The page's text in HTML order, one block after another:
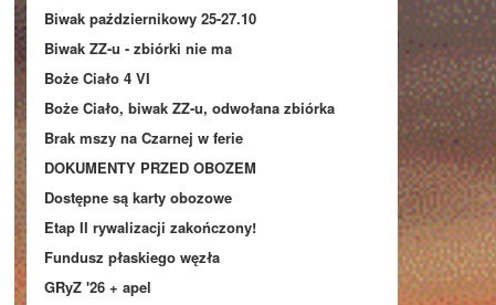
Biwak październikowy 25-27.10
Biwak ZZ-u - zbiórki nie ma
Boże Ciało 4 VI
Boże Ciało, biwak ZZ-u, odwołana zbiórka
Brak mszy na Czarnej w ferie
DOKUMENTY PRZED OBOZEM
Dostępne są karty obozowe
Etap II rywalizacji zakończony!
Fundusz płaskiego węzła
GRyZ '26 + apel